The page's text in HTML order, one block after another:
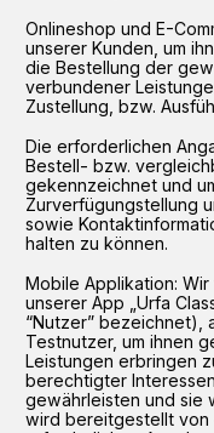
Onlineshop und E-
unserer Kunden, um
die Bestellung der
verbundener
Zustellung, bzw.
Die erforderlichen
Bestell- bzw.
gekennzeichnet und
Zurverfügungstellung
sowie
halten zu können.
Mobile Applikation:
unserer App „Urfa
“Nutzer” bezeichnet),
Testnutzer, um ihnen
Leistungen erbringen
berechtigter
gewährleisten und sie
wird bereitgestellt von